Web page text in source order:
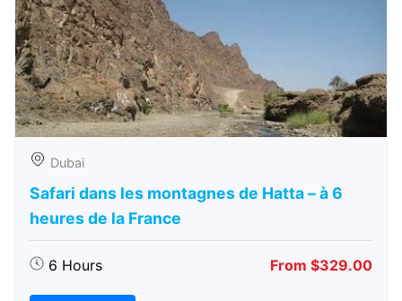
Dubai
Safari dans les montagnes de Hatta – à 6
heures de la France
6 Hours From $329.00